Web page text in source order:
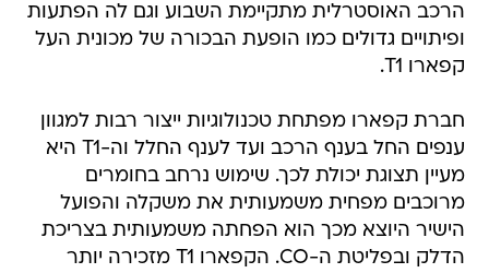
קפארו T1.
חברת קפארו מפתחת טכנולוגיות ייצור רבות למגוון
מעיין תצוגת יכולת לכך. שימוש נרחב בחומרים
מרוכבים מפחית משמעותית את משקלה והפועל
הישיר היוצא מכך הוא הפחתה משמעותית בצריכת
הדלק ובפליטת ה-CO. הקפארו T1 מזכירה יותר
מכונית פורמולה1 מכל דבר אחר ולא בכדי. למכונית
על שני יושביה, ביצועי כביש הדומים לאלה של